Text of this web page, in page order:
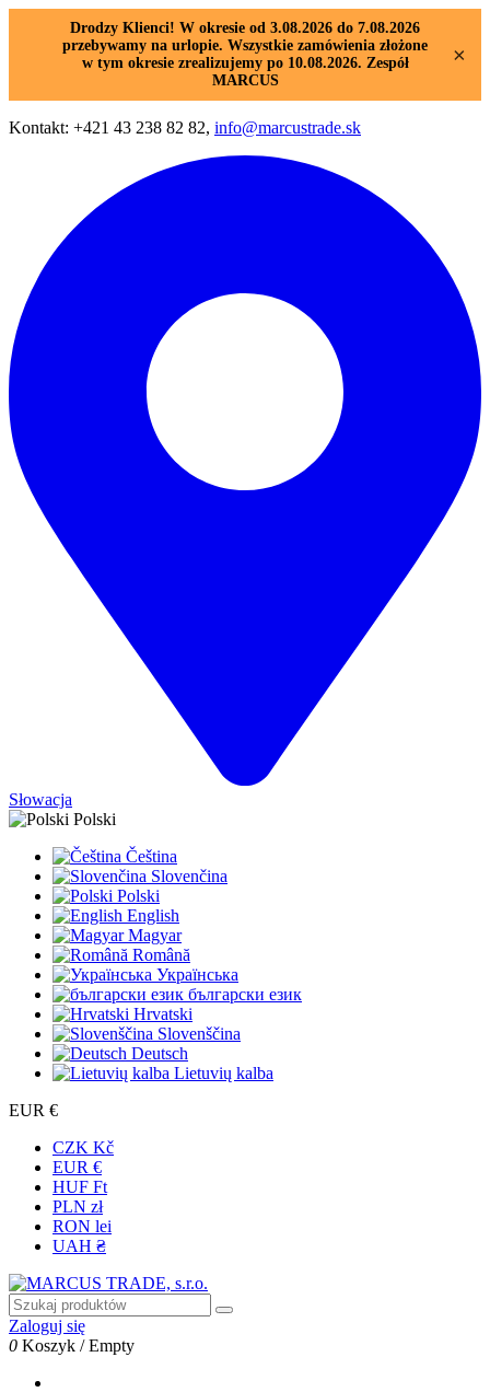
Drodzy Klienci! W okresie od 3.08.2026 do 7.08.2026
przebywamy na urlopie. Wszystkie zamówienia złożone
w tym okresie zrealizujemy po 10.08.2026. Zespół
MARCUS
×
Kontakt: +421 43 238 82 82, info@marcustrade.sk
Słowacja
Polski
Čeština
Slovenčina
Polski
English
Magyar
Română
Українська
български език
Hrvatski
Slovenščina
Deutsch
Lietuvių kalba
EUR €
CZK Kč
EUR €
HUF Ft
PLN zł
RON lei
UAH ₴
Zaloguj się
0 Koszyk /Empty